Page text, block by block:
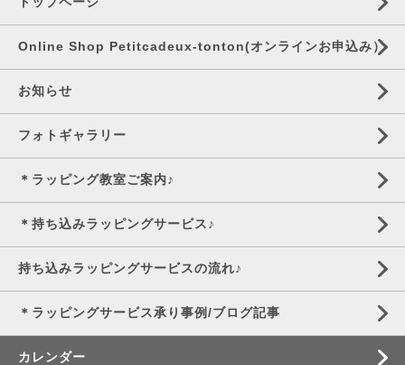
Online Shop Petitcadeux-tonton(オンラインお申込み）
お知らせ
フォトギャラリー
＊ラッピング教室ご案内♪
＊持ち込みラッピングサービス♪
持ち込みラッピングサービスの流れ♪
＊ラッピングサービス承り事例/ブログ記事
カレンダー